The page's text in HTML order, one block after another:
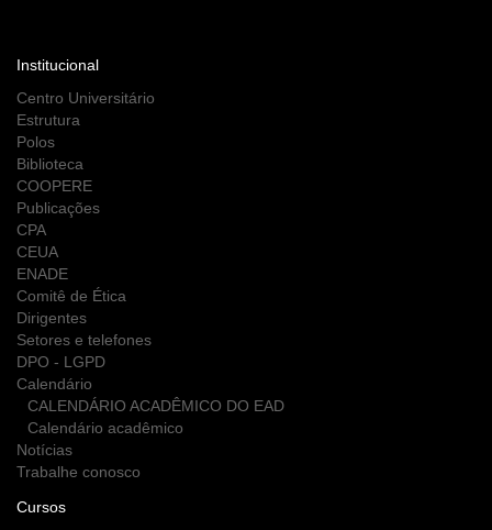
Institucional
Centro Universitário
Estrutura
Polos
Biblioteca
COOPERE
Publicações
CPA
CEUA
ENADE
Comitê de Ética
Dirigentes
Setores e telefones
DPO - LGPD
Calendário
CALENDÁRIO ACADÊMICO DO EAD
Calendário acadêmico
Notícias
Trabalhe conosco
Cursos